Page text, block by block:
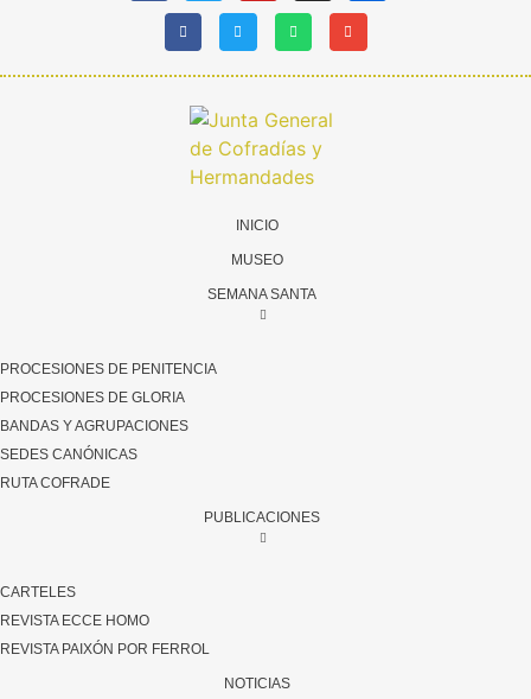
INICIO
MUSEO
SEMANA SANTA
PROCESIONES DE PENITENCIA
PROCESIONES DE GLORIA
BANDAS Y AGRUPACIONES
SEDES CANÓNICAS
RUTA COFRADE
PUBLICACIONES
CARTELES
REVISTA ECCE HOMO
REVISTA PAIXÓN POR FERROL
NOTICIAS